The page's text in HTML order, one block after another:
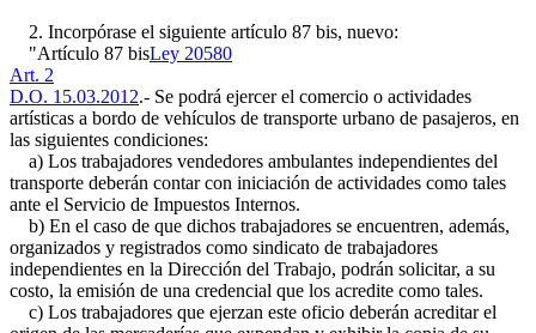
2. Incorpórase el siguiente artículo 87 bis, nuevo:
"Artículo 87 bisLey 20580
Art. 2
D.O. 15.03.2012.- Se podrá ejercer el comercio o actividades
artísticas a bordo de vehículos de transporte urbano de pasajeros, en
las siguientes condiciones:
a) Los trabajadores vendedores ambulantes independientes del
transporte deberán contar con iniciación de actividades como tales
ante el Servicio de Impuestos Internos.
b) En el caso de que dichos trabajadores se encuentren, además,
organizados y registrados como sindicato de trabajadores
independientes en la Dirección del Trabajo, podrán solicitar, a su
costo, la emisión de una credencial que los acredite como tales.
c) Los trabajadores que ejerzan este oficio deberán acreditar el